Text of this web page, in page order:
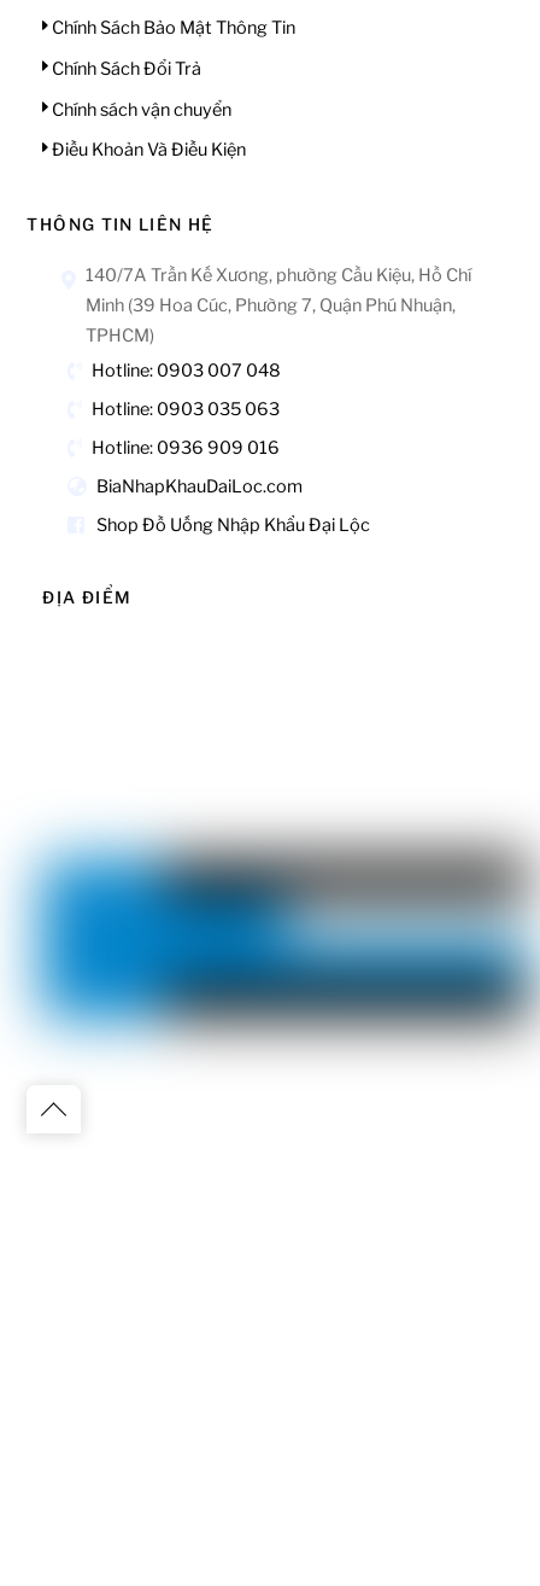
Chính Sách Bảo Mật Thông Tin
Chính Sách Đổi Trả
Chính sách vận chuyển
Điều Khoản Và Điều Kiện
THÔNG TIN LIÊN HỆ
140/7A Trần Kế Xương, phường Cầu Kiệu, Hồ Chí
Minh (39 Hoa Cúc, Phường 7, Quận Phú Nhuận,
TPHCM)
Hotline: 0903 007 048
Hotline: 0903 035 063
Hotline: 0936 909 016
BiaNhapKhauDaiLoc.com
Shop Đồ Uống Nhập Khẩu Đại Lộc
ĐỊA ĐIỂM
Back